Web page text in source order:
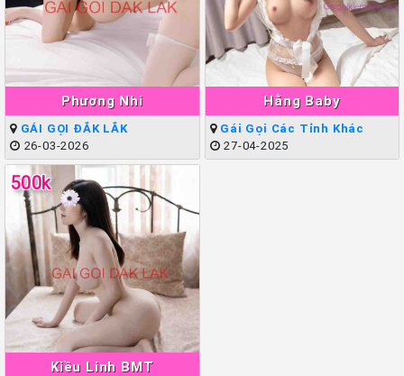
Phương Nhi
GÁI GỌI ĐẮK LẮK
26-03-2026
Hằng Baby
Gái Gọi Các Tỉnh Khác
27-04-2025
Kiều Linh BMT
500k